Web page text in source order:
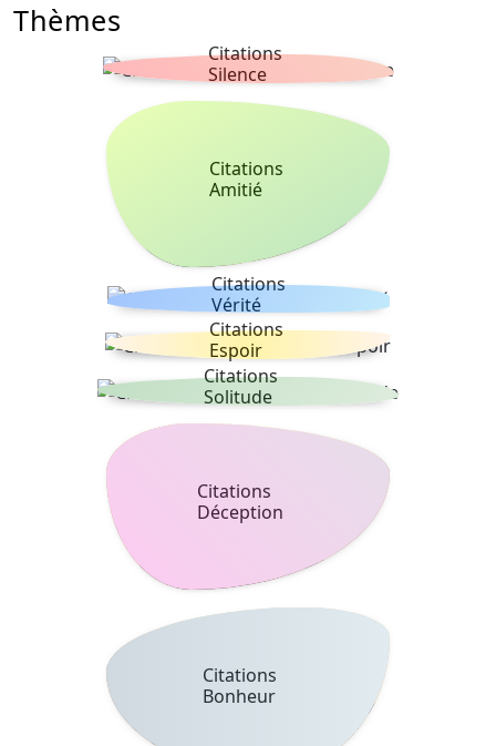
Thèmes
Citations
Silence
Citations
Amitié
Citations
Vérité
Citations
Espoir
Citations
Solitude
Citations
Déception
Citations
Bonheur